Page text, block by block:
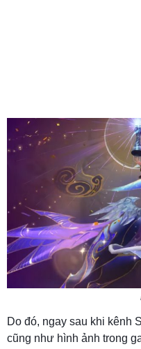
Do đó, ngay sau khi kênh
cũng như hình ảnh trong